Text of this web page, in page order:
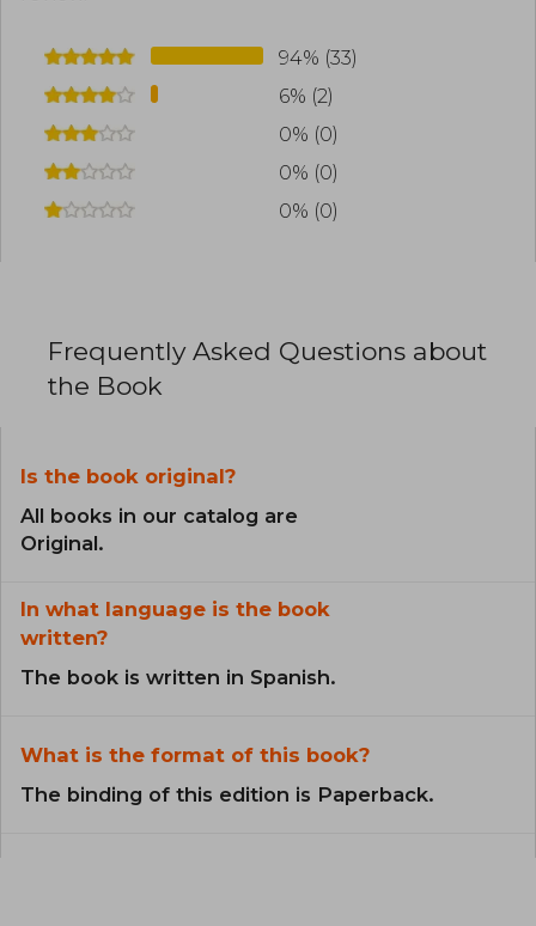
94% (33)
6% (2)
0% (0)
0% (0)
0% (0)
Frequently Asked Questions about
the Book
Is the book original?
All books in our catalog are
Original.
In what language is the book
written?
The book is written in Spanish.
What is the format of this book?
The binding of this edition is Paperback.